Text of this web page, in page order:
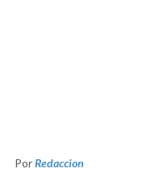
PorRedaccion